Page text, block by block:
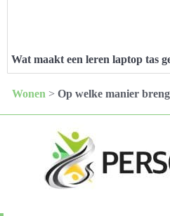
Wat maakt een leren laptop tas
Wonen > Op welke manier